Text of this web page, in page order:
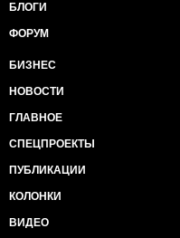
БЛОГИ
ФОРУМ
БИЗНЕС
НОВОСТИ
ГЛАВНОЕ
СПЕЦПРОЕКТЫ
ПУБЛИКАЦИИ
КОЛОНКИ
ВИДЕО